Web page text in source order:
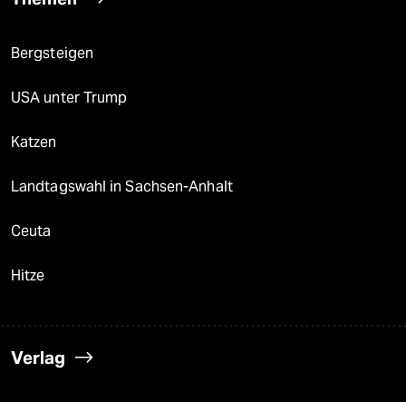
Bergsteigen
USA unter Trump
Katzen
Landtagswahl in Sachsen-Anhalt
Ceuta
Hitze
Verlag